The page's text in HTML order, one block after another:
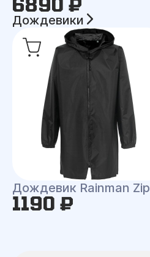
Дождевики
Дождевик Rainman Zip
1190 ₽